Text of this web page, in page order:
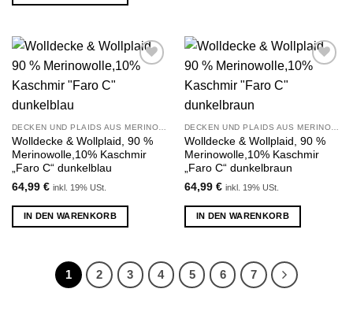
Wunschliste
DECKEN UND PLAIDS AUS MERINOWOLLE UND KASCHMIR
Wolldecke & Wollplaid, 90 %
Merinowolle,10% Kaschmir
„Faro C“ dunkelblau
64,99 € inkl. 19% USt.
IN DEN WARENKORB
Wunschliste
DECKEN UND PLAIDS AUS MERINOWOLLE UND KASCHMIR
Wolldecke & Wollplaid, 90 %
Merinowolle,10% Kaschmir
„Faro C“ dunkelbraun
64,99 € inkl. 19% USt.
IN DEN WARENKORB
1 2 3 4 5 6 7